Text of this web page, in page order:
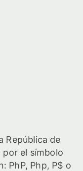
República de
por el símbolo
PhP, Php, P$ o